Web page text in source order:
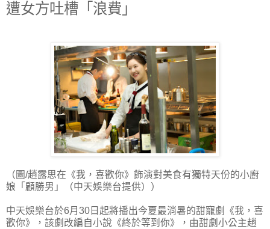
遭女方吐槽「浪費」
（圖/趙露思在《我，喜歡你》飾演對美食有獨特天份的小廚
娘「顧勝男」（中天娛樂台提供））
中天娛樂台於6月30日起將播出今夏最消暑的甜寵劇《我，喜
歡你》，該劇改編自小說《終於等到你》，由甜劇小公主趙